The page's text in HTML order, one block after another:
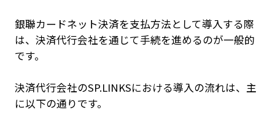
銀聯カードネット決済を支払方法として導入する際
は、決済代行会社を通じて手続を進めるのが一般的
です。
決済代行会社のSP.LINKSにおける導入の流れは、主
に以下の通りです。